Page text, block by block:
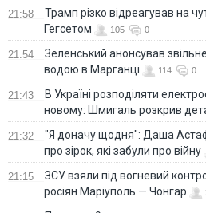
21:58
Трамп різко відреагував на
Гегсетом
105 0
21:54
Зеленський анонсував
водою в Марганці
114 0
21:43
В Україні розподіляти
новому: Шмигаль розкрив
21:32
"Я доначу щодня": Даша
про зірок, які забули про війну
21:15
ЗСУ взяли під вогневий
росіян Маріуполь — Чонгар